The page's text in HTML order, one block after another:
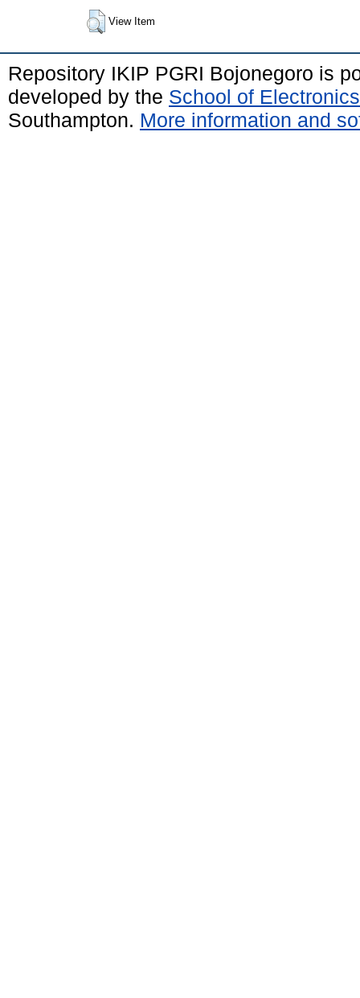
View Item
Repository IKIP PGRI Bojonegoro is
developed by the School of
Southampton. More information and